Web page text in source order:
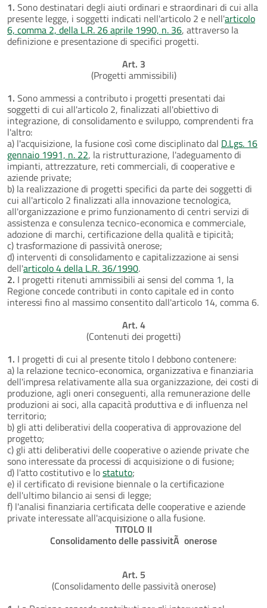
1. Sono destinatari degli aiuti ordinari e straordinari di cui alla
presente legge, i soggetti indicati nell'articolo 2 e nell'articolo
6, comma 2, della L.R. 26 aprile 1990, n. 36, attraverso la
definizione e presentazione di specifici progetti.
Art. 3
(Progetti ammissibili)
1. Sono ammessi a contributo i progetti presentati dai
soggetti di cui all'articolo 2, finalizzati all'obiettivo di
integrazione, di consolidamento e sviluppo, comprendenti fra
l'altro:
a) l'acquisizione, la fusione così come disciplinato dal D.Lgs. 16
gennaio 1991, n. 22, la ristrutturazione, l'adeguamento di
impianti, attrezzature, reti commerciali, di cooperative e
aziende private;
b) la realizzazione di progetti specifici da parte dei soggetti di
cui all'articolo 2 finalizzati alla innovazione tecnologica,
all'organizzazione e primo funzionamento di centri servizi di
assistenza e consulenza tecnico-economica e commerciale,
adozione di marchi, certificazione della qualità e tipicità;
c) trasformazione di passività onerose;
d) interventi di consolidamento e capitalizzazione ai sensi
dell'articolo 4 della L.R. 36/1990.
2. I progetti ritenuti ammissibili ai sensi del comma 1, la
Regione concede contributi in conto capitale ed in conto
interessi fino al massimo consentito dall'articolo 14, comma 6.
Art. 4
(Contenuti dei progetti)
1. I progetti di cui al presente titolo I debbono contenere:
a) la relazione tecnico-economica, organizzativa e finanziaria
dell'impresa relativamente alla sua organizzazione, dei costi di
produzione, agli oneri conseguenti, alla remunerazione delle
produzioni ai soci, alla capacità produttiva e di influenza nel
territorio;
b) gli atti deliberativi della cooperativa di approvazione del
progetto;
c) gli atti deliberativi delle cooperative o aziende private che
sono interessate da processi di acquisizione o di fusione;
d) l'atto costitutivo e lostatuto;
e) il certificato di revisione biennale o la certificazione
dell'ultimo bilancio ai sensi di legge;
f) l'analisi finanziaria certificata delle cooperative e aziende
private interessate all'acquisizione o alla fusione.
TITOLO II
Consolidamento delle passivitÃ onerose
Art. 5
(Consolidamento delle passività onerose)